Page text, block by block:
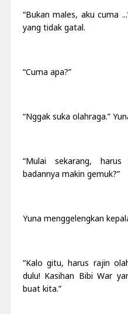
“Bukan males, aku cuma
yang tidak gatal.
“Cuma apa?”
“Nggak suka olahraga.”
“Mulai sekarang,
badannya makin gemuk?”
Yuna menggelengkan
“Kalo gitu, harus rajin
dulu! Kasihan Bibi War
buat kita.”